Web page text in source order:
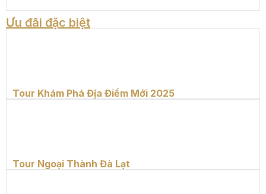
Ưu đãi đặc biệt
Tour Khám Phá Địa Điểm Mới 2025
Tour Ngoại Thành Đà Lạt